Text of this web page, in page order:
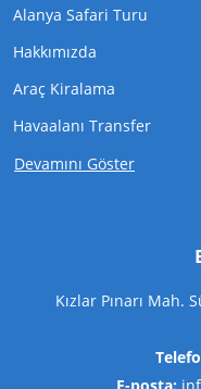
Alanya Safari Turu
Hakkımızda
Araç Kiralama
Havaalanı Transfer
Devamını Göster
Kızlar Pınarı Mah.